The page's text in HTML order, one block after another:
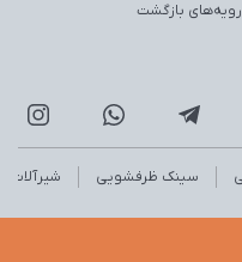
رویه‌های بازگشت
سینک ظرفشویی شیرآلات